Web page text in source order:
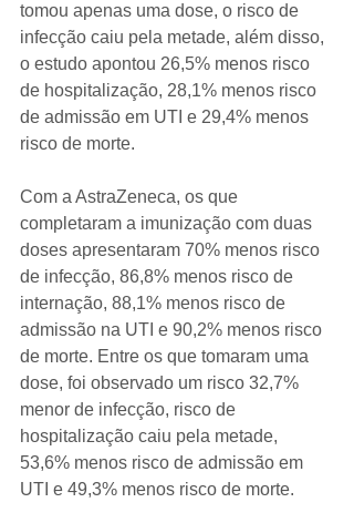
tomou apenas uma dose, o risco de
infecção caiu pela metade, além disso,
o estudo apontou 26,5% menos risco
de hospitalização, 28,1% menos risco
de admissão em UTI e 29,4% menos
risco de morte.
Com a AstraZeneca, os que
completaram a imunização com duas
doses apresentaram 70% menos risco
de infecção, 86,8% menos risco de
internação, 88,1% menos risco de
admissão na UTI e 90,2% menos risco
de morte. Entre os que tomaram uma
dose, foi observado um risco 32,7%
menor de infecção, risco de
hospitalização caiu pela metade,
53,6% menos risco de admissão em
UTI e 49,3% menos risco de morte.